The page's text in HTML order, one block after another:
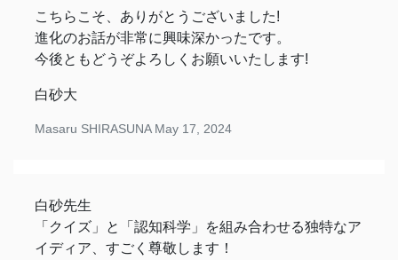
こちらこそ、ありがとうございました!
進化のお話が非常に興味深かったです。
今後ともどうぞよろしくお願いいたします!
白砂大
Masaru SHIRASUNA May 17, 2024
白砂先生
「クイズ」と「認知科学」を組み合わせる独特なア
イディア、すごく尊敬します！